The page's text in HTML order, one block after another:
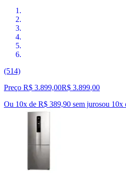
(514)
Preço R$ 3.899,00R$ 3.899,00
Ou 10x de R$ 389,90 sem jurosou 10x